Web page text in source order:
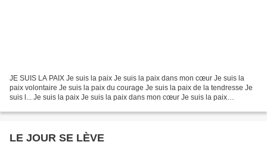
JE SUIS LA PAIX Je suis la paix Je suis la paix dans mon cœur Je suis la
paix volontaire Je suis la paix du courage Je suis la paix de la tendresse Je
suis l... Je suis la paix Je suis la paix dans mon cœur Je suis la paix
LE JOUR SE LÈVE